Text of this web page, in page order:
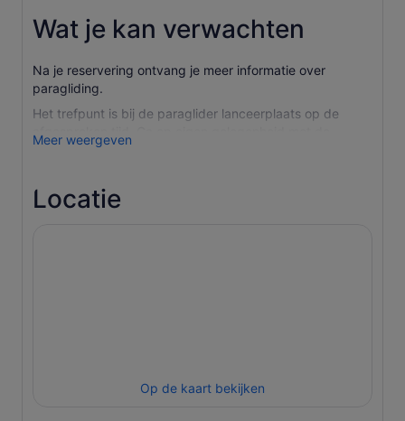
Wat je kan verwachten
Na je reservering ontvang je meer informatie over
paragliding.
Het trefpunt is bij de paraglider lanceerplaats op de
gondel naar boven. Het ontmoetingspunt is niet
Bekijk de paragliders voordat je avontuur begint. Je
piloot is er op het afgesproken tijdstip om de
video's. We informeren je hier graag over.
Meer weergeven
Locatie
Op de kaart bekijken